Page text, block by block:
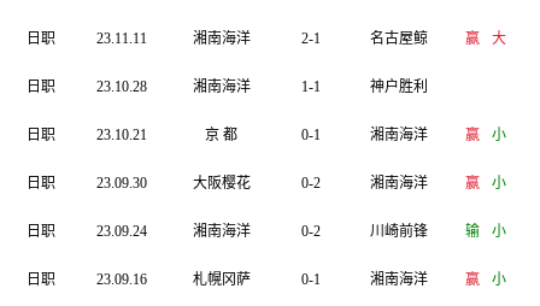
日职 23.11.11 湘南海洋 2-1 名古屋鲸 赢 大
日职 23.10.28 湘南海洋 1-1 神户胜利
日职 23.10.21 京 都 0-1 湘南海洋 赢 小
日职 23.09.30 大阪樱花 0-2 湘南海洋 赢 小
日职 23.09.24 湘南海洋 0-2 川崎前锋 输 小
日职 23.09.16 札幌冈萨 0-1 湘南海洋 赢 小